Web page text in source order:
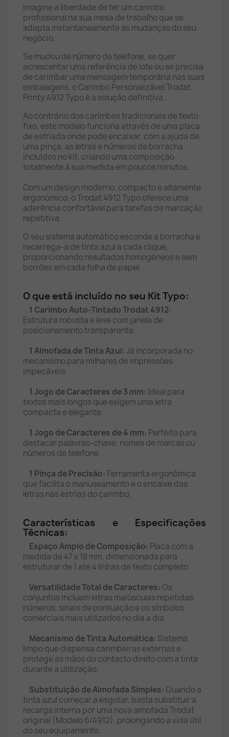
Imagine a liberdade de ter um carimbo
profissional na sua mesa de trabalho que se
adapta instantaneamente às mudanças do seu
negócio.
Se mudou de número de telefone, se quer
acrescentar uma referência de lote ou se precisa
de carimbar uma mensagem temporária nas suas
embalagens, o Carimbo Personalizável Trodat
Printy 4912 Typo é a solução definitiva.
Ao contrário dos carimbos tradicionais de texto
fixo, este modelo funciona através de uma placa
de estriada onde pode encaixar, com a ajuda de
uma pinça, as letras e números de borracha
incluídos no kit, criando uma composição
totalmente à sua medida em poucos minutos.
Com um design moderno, compacto e altamente
ergonómico, o Trodat 4912 Typo oferece uma
aderência confortável para tarefas de marcação
repetitiva.
O seu sistema automático esconde a borracha e
recarrega-a de tinta azul a cada clique,
proporcionando resultados homogéneos e sem
borrões em cada folha de papel.
O que está incluído no seu Kit Typo:
1 Carimbo Auto-Tintado Trodat 4912:
Estrutura robusta e leve com janela de
posicionamento transparente.
1 Almofada de Tinta Azul:Já incorporada no
mecanismo para milhares de impressões
impecáveis.
1 Jogo de Caracteres de 3 mm: Ideal para
textos mais longos que exigem uma letra
compacta e elegante.
1 Jogo de Caracteres de 4 mm: Perfeito para
destacar palavras-chave, nomes de marcas ou
números de telefone.
1 Pinça de Precisão: Ferramenta ergonómica
que facilita o manuseamento e o encaixe das
letras nas estrias do carimbo.
Características e Especificações
Técnicas:
Espaço Amplo de Composição: Placa com a
medida de 47 x 18 mm, dimensionada para
estruturar de 1 até 4 linhas de texto completo.
Versatilidade Total de Caracteres: Os
conjuntos incluem letras maiúsculas repetidas,
números, sinais de pontuação e os símbolos
comerciais mais utilizados no dia a dia.
Mecanismo de Tinta Automática: Sistema
limpo que dispensa carimbeiras externas e
protege as mãos do contacto direto com a tinta
durante a utilização.
Substituição de Almofada Simples: Quando a
tinta azul começar a esgotar, basta substituir a
recarga interna por uma nova almofada Trodat
original (Modelo 6/4912), prolongando a vida útil
do seu equipamento.